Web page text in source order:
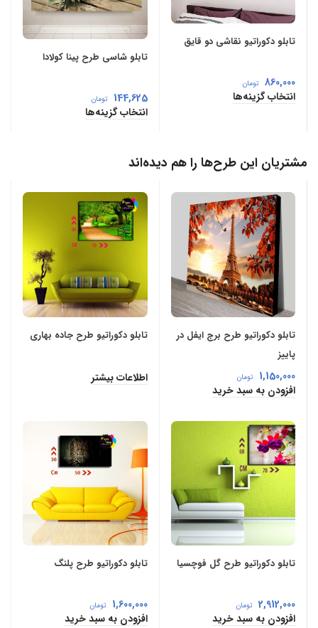
تابلو دکوراتیو نقاشی دو قایق
860,000 تومان
انتخاب گزینه‌ها
تابلو شاسی طرح پینا کولادا
144,625 تومان
انتخاب گزینه‌ها
مشتریان این طرح‌ها را هم دیده‌اند
تابلو دکوراتیو طرح برج ایفل در
پاییز
1,150,000 تومان
افزودن به سبد خرید
تابلو دکوراتیو طرح جاده بهاری
اطلاعات بیشتر
تابلو دکوراتیو طرح گل فوچسیا
2,912,000 تومان
افزودن به سبد خرید
تابلو دکوراتیو طرح پلنگ
1,600,000 تومان
افزودن به سبد خرید